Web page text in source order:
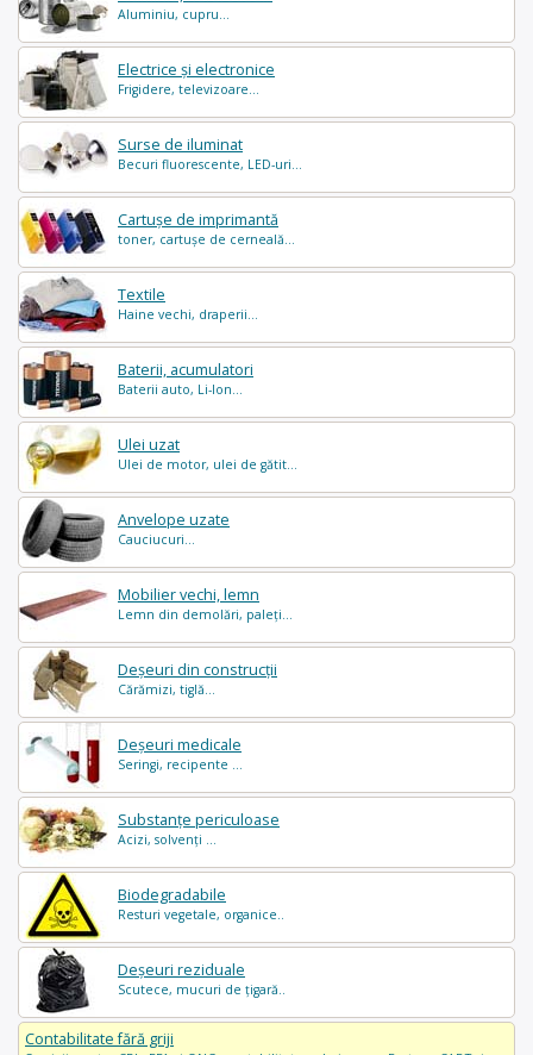
Aluminiu, cupru...
Electrice și electronice
Frigidere, televizoare...
Surse de iluminat
Becuri fluorescente, LED-uri...
Cartușe de imprimantă
toner, cartușe de cerneală...
Textile
Haine vechi, draperii...
Baterii, acumulatori
Baterii auto, Li-Ion...
Ulei uzat
Ulei de motor, ulei de gătit...
Anvelope uzate
Cauciucuri...
Mobilier vechi, lemn
Lemn din demolări, paleți...
Deșeuri din construcții
Cărămizi, tiglă...
Deșeuri medicale
Seringi, recipente ...
Substanțe periculoase
Acizi, solvenți ...
Biodegradabile
Resturi vegetale, organice..
Deșeuri reziduale
Scutece, mucuri de țigară..
Contabilitate fără griji